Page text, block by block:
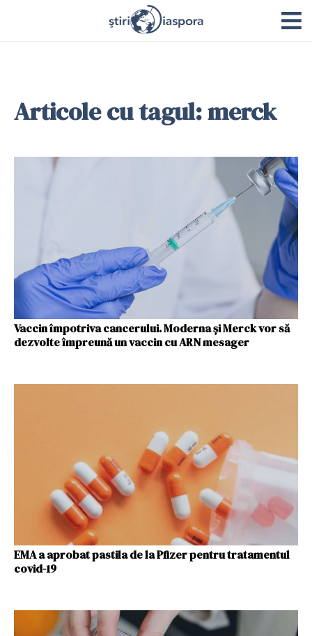
Articole cu tagul: merck
Vaccin împotriva cancerului. Moderna şi Merck vor să
dezvolte împreună un vaccin cu ARN mesager
EMA a aprobat pastila de la Pfizer pentru tratamentul
covid-19